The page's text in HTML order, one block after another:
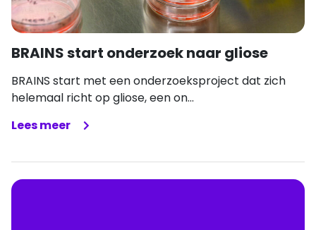
BRAINS start onderzoek naar gliose
BRAINS start met een onderzoeksproject dat zich
helemaal richt op gliose, een on...
Lees meer